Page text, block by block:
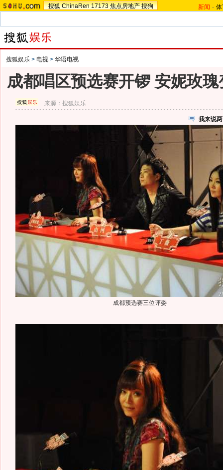
搜狐 ChinaRen 17173 焦点房地产 搜狗 新闻 -
搜狐娱乐 > 电视 > 华语电视
成都唱区预选赛开锣 安妮玫
来源：搜狐娱乐
我来说
成都预选赛三位评委